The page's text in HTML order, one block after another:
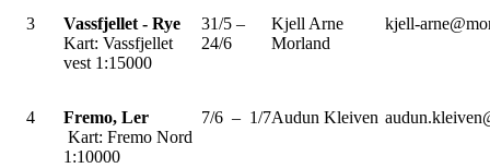
3
Vassfjellet - Rye
Kart: Vassfjellet
vest 1:15000
31/5 –
24/6
Kjell Arne
Morland
kjell-
4
Fremo, Ler
Kart: Fremo Nord
1:10000
7/6 – 1/7Audun Kleiven